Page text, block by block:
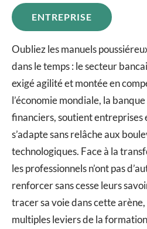
ENTREPRISE
Oubliez les manuels
dans le temps : le secteur
exigé agilité et montée en
l’économie mondiale, la
financiers, soutient entreprises
s’adapte sans relâche aux
technologiques. Face à la
les professionnels n’ont pas
renforcer sans cesse leurs
tracer sa voie dans cette
multiples leviers de la